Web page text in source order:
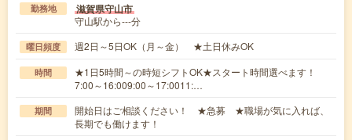
勤務地 滋賀県守山市
守山駅から---分
曜日頻度 週2日～5日OK（月～金） ★土日休みOK
時間
★1日5時間～の時短シフトOK★スタート時間選べます！
7:00～16:009:00～17:0011:…
期間
開始日はご相談ください！ ★急募 ★職場が気に入れば、
長期でも働けます！